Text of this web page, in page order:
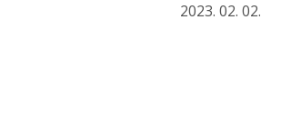
2023. 02. 02.